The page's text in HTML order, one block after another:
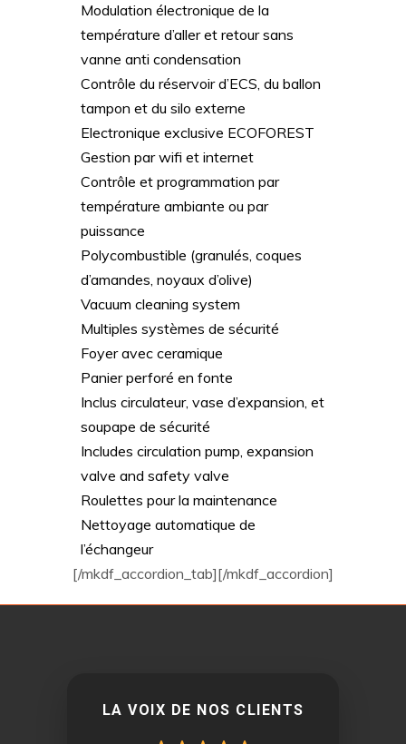
Modulation électronique de la
température d’aller et retour sans
vanne anti condensation
Contrôle du réservoir d’ECS, du ballon
tampon et du silo externe
Electronique exclusive ECOFOREST
Gestion par wifi et internet
Contrôle et programmation par
température ambiante ou par
puissance
Polycombustible (granulés, coques
d’amandes, noyaux d’olive)
Vacuum cleaning system
Multiples systèmes de sécurité
Foyer avec ceramique
Panier perforé en fonte
Inclus circulateur, vase d’expansion, et
soupape de sécurité
Includes circulation pump, expansion
valve and safety valve
Roulettes pour la maintenance
Nettoyage automatique de
l’échangeur
[/mkdf_accordion_tab][/mkdf_accordion]
LA VOIX DE NOS CLIENTS